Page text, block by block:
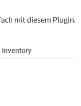
mit diesem Plugin.
Inventory